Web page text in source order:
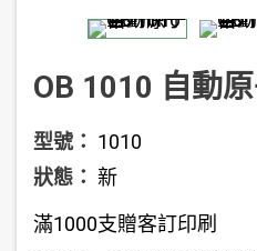
OB 1010 自動
型號： 1010
狀態： 新
滿1000支贈客訂印刷